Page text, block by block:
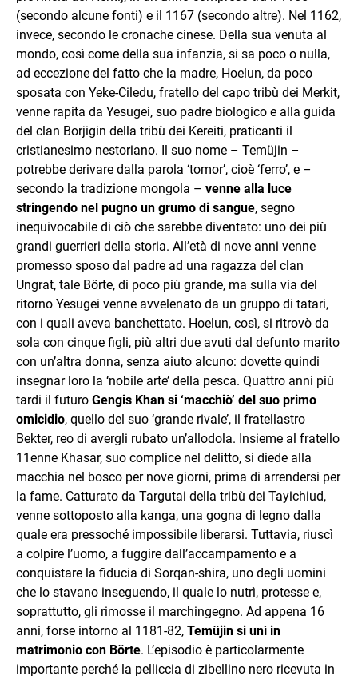
(secondo alcune fonti) e il 1167 (secondo altre). Nel 1162,
invece, secondo le cronache cinese. Della sua venuta al
mondo, così come della sua infanzia, si sa poco o nulla,
ad eccezione del fatto che la madre, Hoelun, da poco
sposata con Yeke-Ciledu, fratello del capo tribù dei Merkit,
venne rapita da Yesugei, suo padre biologico e alla guida
del clan Borjigin della tribù dei Kereiti, praticanti il
cristianesimo nestoriano. Il suo nome – Temüjin –
potrebbe derivare dalla parola ‘tomor’, cioè ‘ferro’, e –
secondo la tradizione mongola – venne alla luce
stringendo nel pugno un grumo di sangue, segno
inequivocabile di ciò che sarebbe diventato: uno dei più
grandi guerrieri della storia. All’età di nove anni venne
promesso sposo dal padre ad una ragazza del clan
Ungrat, tale Börte, di poco più grande, ma sulla via del
ritorno Yesugei venne avvelenato da un gruppo di tatari,
con i quali aveva banchettato. Hoelun, così, si ritrovò da
sola con cinque figli, più altri due avuti dal defunto marito
con un’altra donna, senza aiuto alcuno: dovette quindi
insegnar loro la ‘nobile arte’ della pesca. Quattro anni più
tardi il futuro Gengis Khan si ‘macchiò’ del suo primo
omicidio, quello del suo ‘grande rivale’, il fratellastro
Bekter, reo di avergli rubato un’allodola. Insieme al fratello
11enne Khasar, suo complice nel delitto, si diede alla
macchia nel bosco per nove giorni, prima di arrendersi per
la fame. Catturato da Targutai della tribù dei Tayichiud,
venne sottoposto alla kanga, una gogna di legno dalla
quale era pressoché impossibile liberarsi. Tuttavia, riuscì
a colpire l’uomo, a fuggire dall’accampamento e a
conquistare la fiducia di Sorqan-shira, uno degli uomini
che lo stavano inseguendo, il quale lo nutrì, protesse e,
soprattutto, gli rimosse il marchingegno. Ad appena 16
anni, forse intorno al 1181-82, Temüjin si unì in
matrimonio con Börte. L’episodio è particolarmente
importante perché la pelliccia di zibellino nero ricevuta in